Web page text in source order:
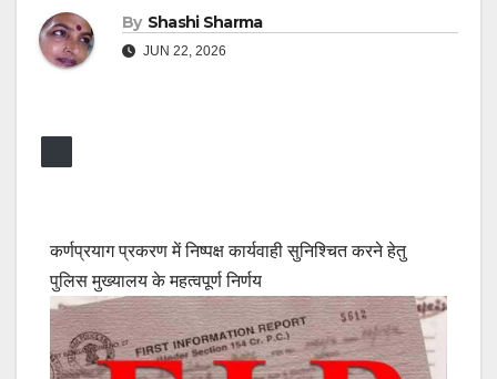
By Shashi Sharma
JUN 22, 2026
कर्णप्रयाग प्रकरण में निष्पक्ष कार्यवाही सुनिश्चित करने हेतु
पुलिस मुख्यालय के महत्वपूर्ण निर्णय